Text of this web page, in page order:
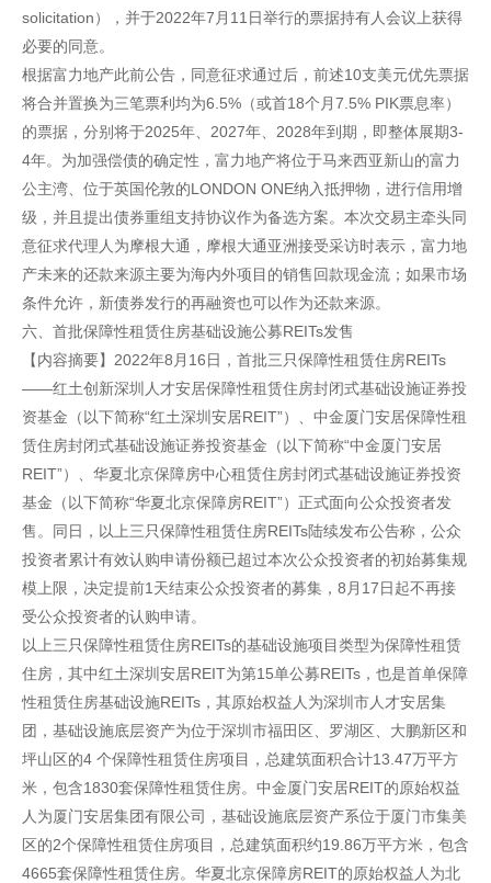
solicitation），并于2022年7月11日举行的票据持有人会议上获得
必要的同意。
根据富力地产此前公告，同意征求通过后，前述10支美元优先票据
将合并置换为三笔票利均为6.5%（或首18个月7.5% PIK票息率）
的票据，分别将于2025年、2027年、2028年到期，即整体展期3-
4年。为加强偿债的确定性，富力地产将位于马来西亚新山的富力
公主湾、位于英国伦敦的LONDON ONE纳入抵押物，进行信用增
级，并且提出债券重组支持协议作为备选方案。本次交易主牵头同
意征求代理人为摩根大通，摩根大通亚洲接受采访时表示，富力地
产未来的还款来源主要为海内外项目的销售回款现金流；如果市场
条件允许，新债券发行的再融资也可以作为还款来源。
六、首批保障性租赁住房基础设施公募REITs发售
【内容摘要】2022年8月16日，首批三只保障性租赁住房REITs
——红土创新深圳人才安居保障性租赁住房封闭式基础设施证券投
资基金（以下简称“红土深圳安居REIT”）、中金厦门安居保障性租
赁住房封闭式基础设施证券投资基金（以下简称“中金厦门安居
REIT”）、华夏北京保障房中心租赁住房封闭式基础设施证券投资
基金（以下简称“华夏北京保障房REIT”）正式面向公众投资者发
售。同日，以上三只保障性租赁住房REITs陆续发布公告称，公众
投资者累计有效认购申请份额已超过本次公众投资者的初始募集规
模上限，决定提前1天结束公众投资者的募集，8月17日起不再接
受公众投资者的认购申请。
以上三只保障性租赁住房REITs的基础设施项目类型为保障性租赁
住房，其中红土深圳安居REIT为第15单公募REITs，也是首单保障
性租赁住房基础设施REITs，其原始权益人为深圳市人才安居集
团，基础设施底层资产为位于深圳市福田区、罗湖区、大鹏新区和
坪山区的4 个保障性租赁住房项目，总建筑面积合计13.47万平方
米，包含1830套保障性租赁住房。中金厦门安居REIT的原始权益
人为厦门安居集团有限公司，基础设施底层资产系位于厦门市集美
区的2个保障性租赁住房项目，总建筑面积约19.86万平方米，包含
4665套保障性租赁住房。华夏北京保障房REIT的原始权益人为北